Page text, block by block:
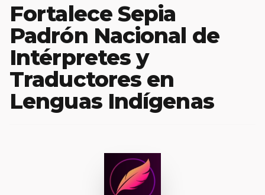
Fortalece Sepia
Padrón Nacional de
Intérpretes y
Traductores en
Lenguas Indígenas